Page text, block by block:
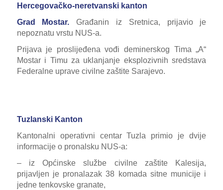
Hercegovačko-neretvanski kanton
Grad Mostar.Građanin iz Sretnica, prijavio je
nepoznatu vrstu NUS-a.
Prijava je proslijeđena vođi deminerskog Tima „A“
Mostar i Timu za uklanjanje eksplozivnih sredstava
Federalne uprave civilne zaštite Sarajevo.
Tuzlanski Kanton
Kantonalni operativni centar Tuzla primio je dvije
informacije o pronalsku NUS-a:
– iz Općinske službe civilne zaštite Kalesija,
prijavljen je pronalazak 38 komada sitne municije i
jedne tenkovske granate,